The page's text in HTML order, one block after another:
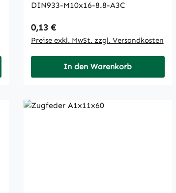
DIN933-M10x16-8.8-A3C
Regulärer Preis:
0,13 €
Preise exkl. MwSt. zzgl. Versandkosten
In den Warenkorb